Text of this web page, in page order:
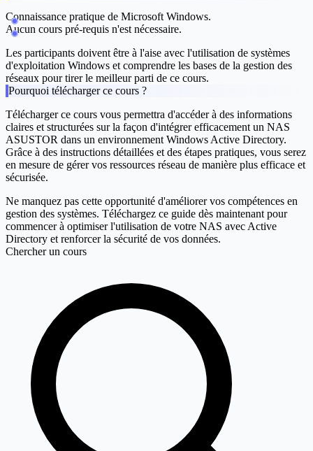
Connaissance pratique de Microsoft Windows.
Aucun cours pré-requis n'est nécessaire.
Les participants doivent être à l'aise avec l'utilisation de systèmes
d'exploitation Windows et comprendre les bases de la gestion des
réseaux pour tirer le meilleur parti de ce cours.
Pourquoi télécharger ce cours ?
Télécharger ce cours vous permettra d'accéder à des informations
claires et structurées sur la façon d'intégrer efficacement un NAS
ASUSTOR dans un environnement Windows Active Directory.
Grâce à des instructions détaillées et des étapes pratiques, vous serez
en mesure de gérer vos ressources réseau de manière plus efficace et
sécurisée.
Ne manquez pas cette opportunité d'améliorer vos compétences en
gestion des systèmes. Téléchargez ce guide dès maintenant pour
commencer à optimiser l'utilisation de votre NAS avec Active
Directory et renforcer la sécurité de vos données.
Chercher un cours